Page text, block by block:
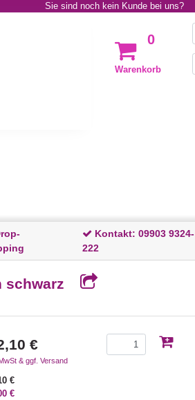
Sie sind noch kein Kunde bei uns?
0
Warenkorb
Kontakt:09903 9324-
222
schwarz
€
& ggf. Versand
€
€